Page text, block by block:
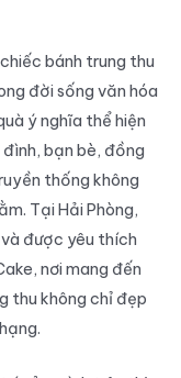
bánh trung thu
đời sống văn hóa
ý nghĩa thể hiện
bạn bè, đồng
thống không
Tại Hải Phòng,
được yêu thích
nơi mang đến
thu không chỉ đẹp